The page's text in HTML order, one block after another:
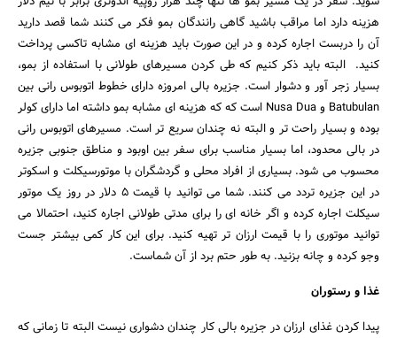
هزینه دارد اما مراقب باشید گاهی رانندگان بمو فکر می کنند شما قصد دارید
آن را دربست اجاره کرده و در این صورت باید هزینه ای مشابه تاکسی پرداخت
کنید. البته باید ذکر کنیم که طی کردن مسیرهای طولانی با استفاده از بمو،
بسیار زجر آور و دشوار است. جزیره بالی امروزه دارای خطوط اتوبوس رانی بین
Batubulan و Nusa Dua است که که هزینه ای مشابه بمو داشته اما دارای کولر
بوده و بسیار راحت تر و البته نه چندان سریع تر است. مسیرهای اتوبوس رانی
در بالی محدود، اما بسیار مناسب برای سفر بین اوبود و مناطق جنوبی جزیره
محسوب می شود. بسیاری از افراد محلی و گردشگران با موتورسیکلت و اسکوتر
در این جزیره تردد می کنند. شما می توانید با قیمت ۵ دلار در روز یک موتور
سیکلت اجاره کرده و اگر خانه ای را برای مدتی طولانی اجاره کنید، احتمالا می
توانید موتوری را با قیمت ارزان تر تهیه کنید. برای این کار کمی بیشتر جست
وجو کرده و چانه بزنید. به طور حتم برد از آن شماست.
غذا و رستوران
پیدا کردن غذای ارزان در جزیره بالی کار چندان دشواری نیست البته تا زمانی که